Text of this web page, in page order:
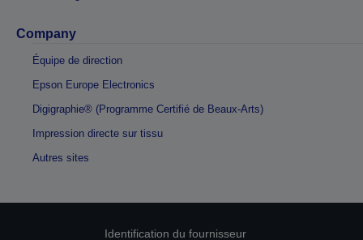
Company
Équipe de direction
Epson Europe Electronics
Digigraphie® (Programme Certifié de Beaux-Arts)
Impression directe sur tissu
Autres sites
Identification du fournisseur